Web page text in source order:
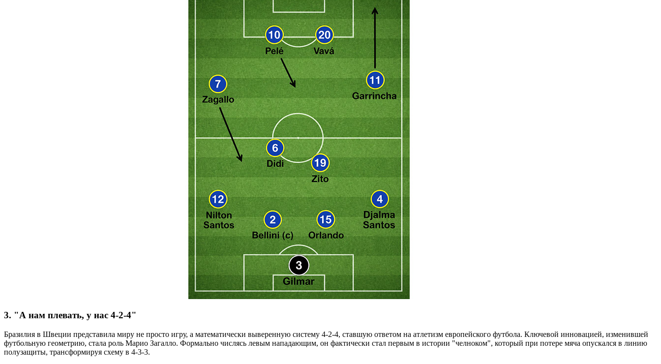
3. "А нам плевать, у нас 4-2-4"
Бразилия в Швеции представила миру не просто игру, а математически выверенную систему 4-2-4, ставшую ответом на атлетизм европейского футбола. Ключевой инновацией, изменившей
футбольную геометрию, стала роль Марио Загалло. Формально числясь левым нападающим, он фактически стал первым в истории "челноком", который при потере мяча опускался в линию
полузащиты, трансформируя схему в 4-3-3.